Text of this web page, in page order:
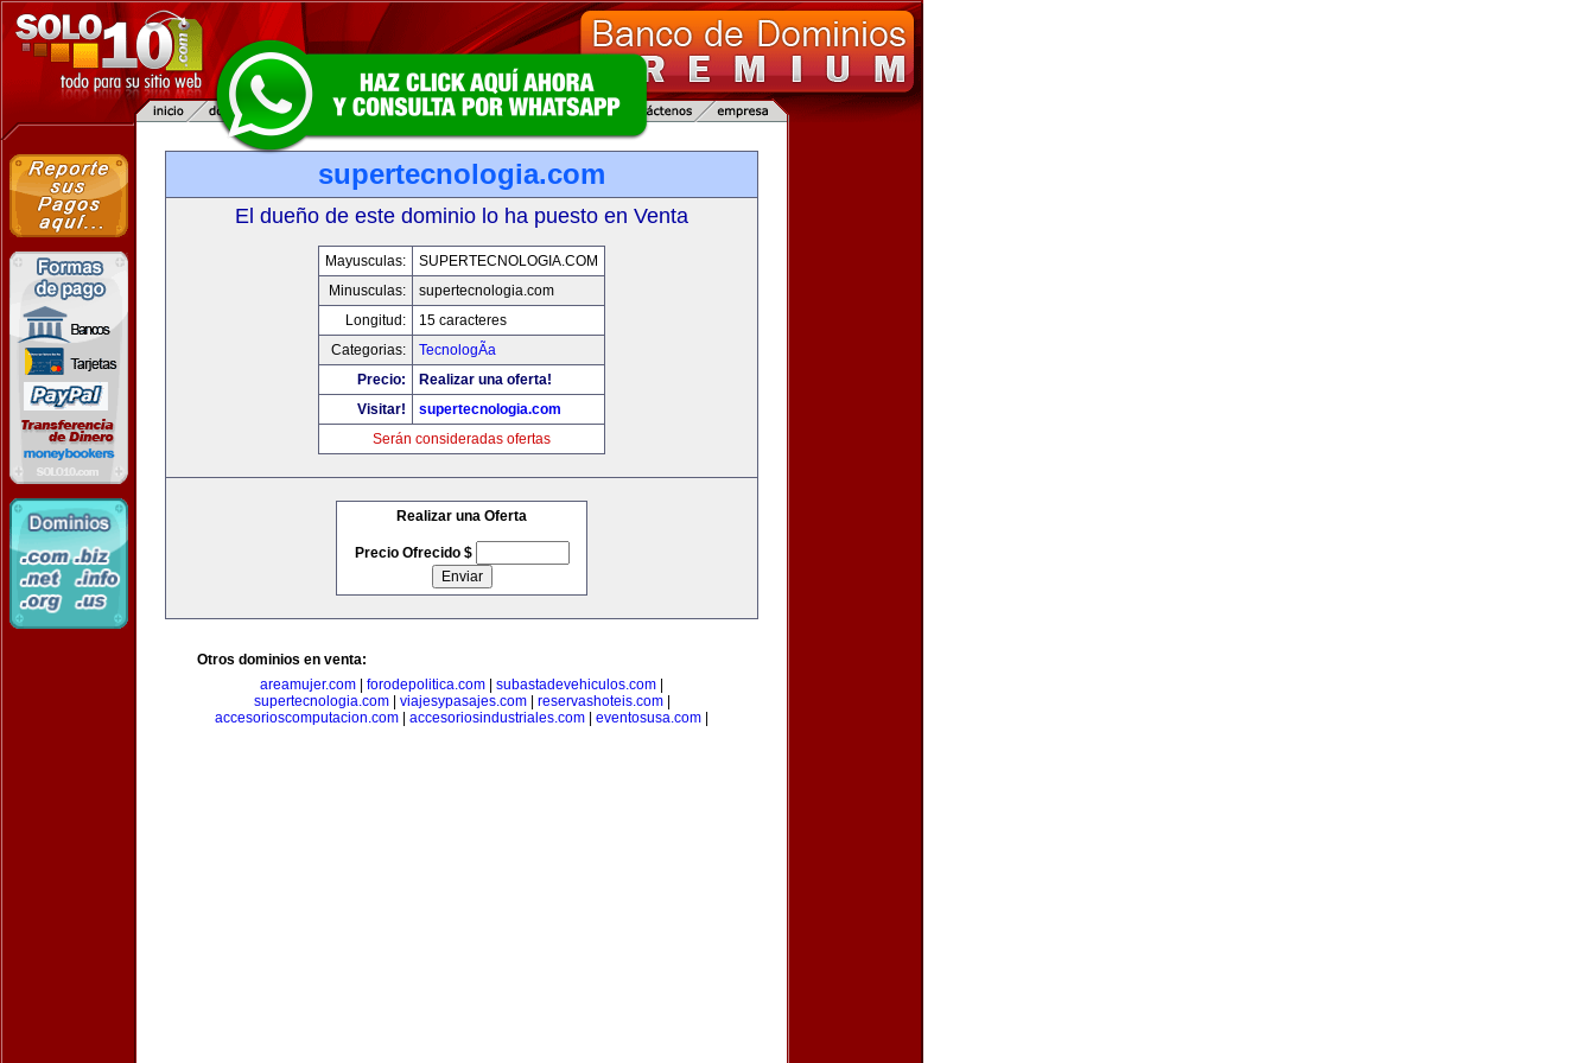
supertecnologia.com
El dueño de este dominio lo ha puesto en Venta
Mayusculas:
SUPERTECNOLOGIA.COM
Minusculas:
supertecnologia.com
Longitud:
15 caracteres
Categorias:
TecnologÃ­a
Precio:
Realizar una oferta!
Visitar!
supertecnologia.com
Serán consideradas ofertas
Realizar una Oferta
Precio Ofrecido $
Otros dominios en venta:
areamujer.com
forodepolitica.com subastadevehiculos.com
supertecnologia.com| viajesypasajes.com| reservashoteis.com|
accesorioscomputacion.com
accesoriosindustriales.com eventosusa.com